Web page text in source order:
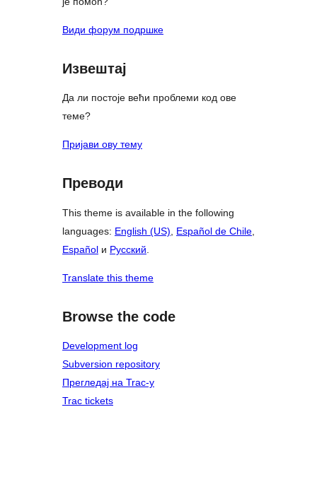
Види форум подршке
Извештај
Да ли постоје већи проблеми код ове
теме?
Пријави ову тему
Преводи
This theme is available in the following
languages: English (US) Español de Chile
Español и Русский
Translate this theme
Browse the code
Development log
Subversion repository
Прегледај на Trac-у
Trac tickets